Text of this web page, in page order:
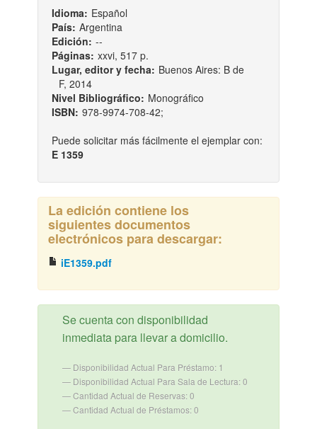
Idioma: Español
País: Argentina
Edición: --
Páginas: xxvi, 517 p.
Lugar, editor y fecha: Buenos Aires: B de
F, 2014
Nivel Bibliográfico: Monográfico
ISBN: 978-9974-708-42;
Puede solicitar más fácilmente el ejemplar con:
E 1359
La edición contiene los
siguientes documentos
electrónicos para descargar:
iE1359.pdf
Se cuenta con disponibilidad
inmediata para llevar a domicilio.
Disponibilidad Actual Para Préstamo: 1
Disponibilidad Actual Para Sala de Lectura: 0
Cantidad Actual de Reservas: 0
Cantidad Actual de Préstamos: 0